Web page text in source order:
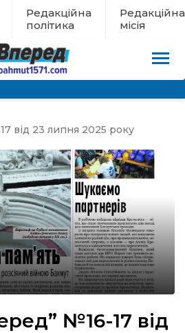
Редакційна
політика
Редакційна
місія
від 23 липня 2025 року
№16-17 від